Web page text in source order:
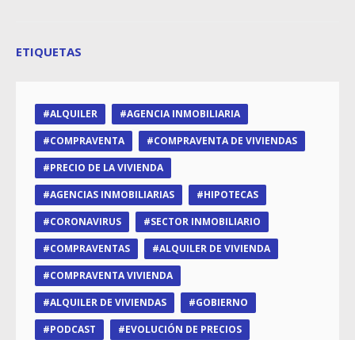
ETIQUETAS
ALQUILER
AGENCIA INMOBILIARIA
COMPRAVENTA
COMPRAVENTA DE VIVIENDAS
PRECIO DE LA VIVIENDA
AGENCIAS INMOBILIARIAS
HIPOTECAS
CORONAVIRUS
SECTOR INMOBILIARIO
COMPRAVENTAS
ALQUILER DE VIVIENDA
COMPRAVENTA VIVIENDA
ALQUILER DE VIVIENDAS
GOBIERNO
PODCAST
EVOLUCIÓN DE PRECIOS